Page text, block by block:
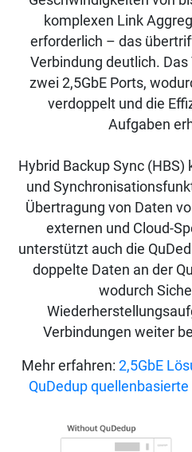
komplexen Link
erforderlich – das
Verbindung deutlich.
zwei 2,5GbE Ports,
verdoppelt und die
Aufgaben
Hybrid Backup Sync
und
Übertragung von Daten
externen und Cloud-
unterstützt auch die
doppelte Daten an der
wodurch
Verbindungen weiter
Mehr erfahren: 2,5GbE
QuDedup